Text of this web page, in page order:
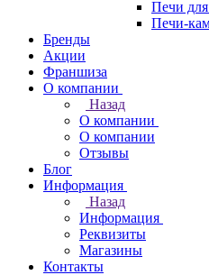
Печи
Печи-
Бренды
Акции
Франшиза
О компании
Назад
О компании
О компании
Отзывы
Блог
Информация
Назад
Информация
Реквизиты
Магазины
Контакты